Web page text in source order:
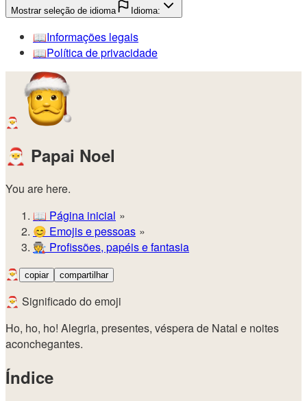
Mostrar seleção de idioma Idioma:
📖️Informações legais
📖️Política de privacidade
🎅
🎅 Papai Noel
You are here.
📖 Página inicial
😊️ Emojis e pessoas
🧑‍🏭 Profissões, papéis e fantasia
🎅
copiar compartilhar
🎅 Significado do emoji
Ho, ho, ho! Alegria, presentes, véspera de Natal e noites
aconchegantes.
Índice